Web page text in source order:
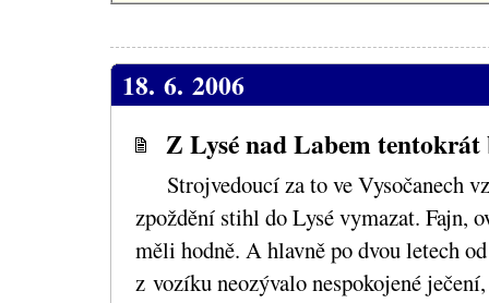
18. 6. 2006
Z Lysé nad Labem tentokrát
Strojvedoucí za to ve Vysočanech
zpoždění stihl do Lysé vymazat. Fajn,
měli hodně. A hlavně po dvou letech
z vozíku neozývalo nespokojené